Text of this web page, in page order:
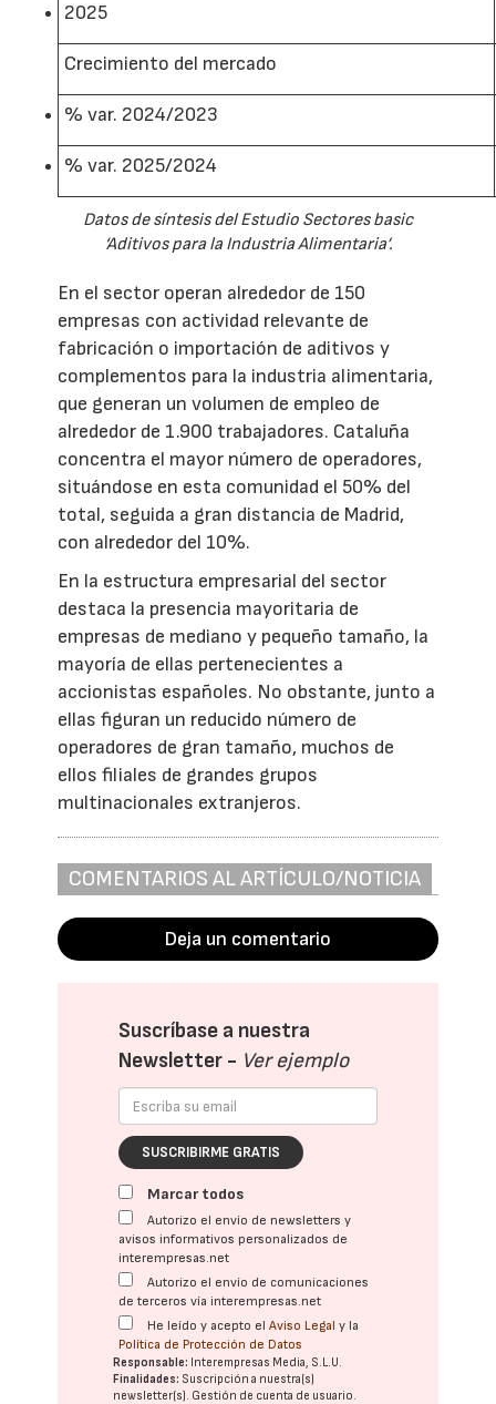
2025
Crecimiento del mercado
% var. 2024/2023
% var. 2025/2024
Datos de síntesis del Estudio Sectores basic
‘Aditivos para la Industria Alimentaria’.
En el sector operan alrededor de 150
empresas con actividad relevante de
fabricación o importación de aditivos y
complementos para la industria alimentaria,
que generan un volumen de empleo de
alrededor de 1.900 trabajadores. Cataluña
concentra el mayor número de operadores,
situándose en esta comunidad el 50% del
total, seguida a gran distancia de Madrid,
con alrededor del 10%.
En la estructura empresarial del sector
destaca la presencia mayoritaria de
empresas de mediano y pequeño tamaño, la
mayoría de ellas pertenecientes a
accionistas españoles. No obstante, junto a
ellas figuran un reducido número de
operadores de gran tamaño, muchos de
ellos filiales de grandes grupos
multinacionales extranjeros.
COMENTARIOS AL ARTÍCULO/NOTICIA
Deja un comentario
Suscríbase a nuestra
Newsletter - Ver ejemplo
SUSCRIBIRME GRATIS
Marcar todos
Autorizo el envío de newsletters y
avisos informativos personalizados de
interempresas.net
Autorizo el envío de comunicaciones
de terceros vía interempresas.net
He leído y acepto elAviso Legal y la
Política de Protección de Datos
Responsable: Interempresas Media, S.L.U.
Finalidades: Suscripción a nuestra(s)
newsletter(s). Gestión de cuenta de usuario.